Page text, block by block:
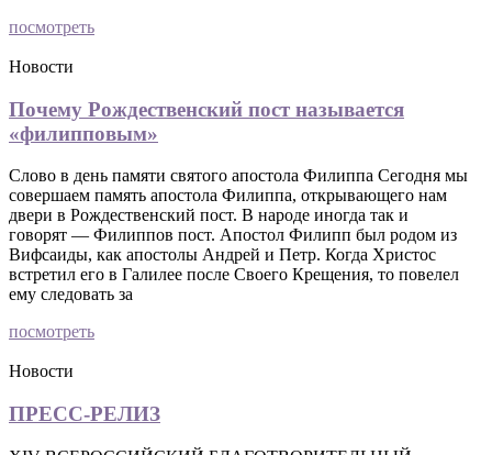
посмотреть
Новости
Почему Рождественский пост называется
«филипповым»
Слово в день памяти святого апостола Филиппа Сегодня мы
совершаем память апостола Филиппа, открывающего нам
двери в Рождественский пост. В народе иногда так и
говорят — Филиппов пост. Апостол Филипп был родом из
Вифсаиды, как апостолы Андрей и Петр. Когда Христос
встретил его в Галилее после Своего Крещения, то повелел
ему следовать за
посмотреть
Новости
ПРЕСС-РЕЛИЗ